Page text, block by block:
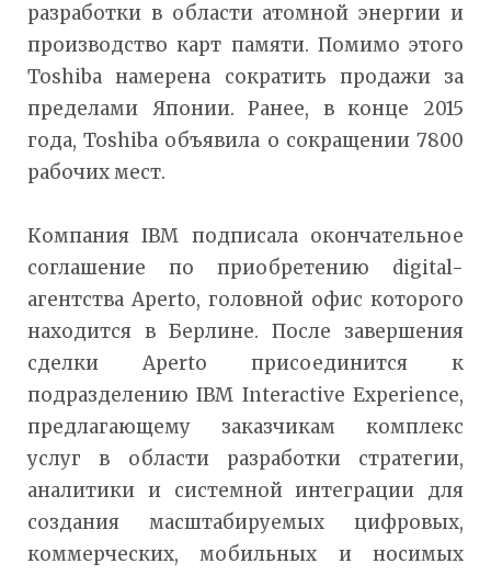
разработки в области атомной энергии и
производство карт памяти. Помимо этого
Toshiba намерена сократить продажи за
пределами Японии. Ранее, в конце 2015
года, Toshiba объявила о сокращении 7800
рабочих мест.
Компания IBM подписала окончательное
соглашение по приобретению digital-
агентства Aperto, головной офис которого
находится в Берлине. После завершения
сделки Aperto присоединится к
подразделению IBM Interactive Experience,
предлагающему заказчикам комплекс
услуг в области разработки стратегии,
аналитики и системной интеграции для
создания масштабируемых цифровых,
коммерческих, мобильных и носимых